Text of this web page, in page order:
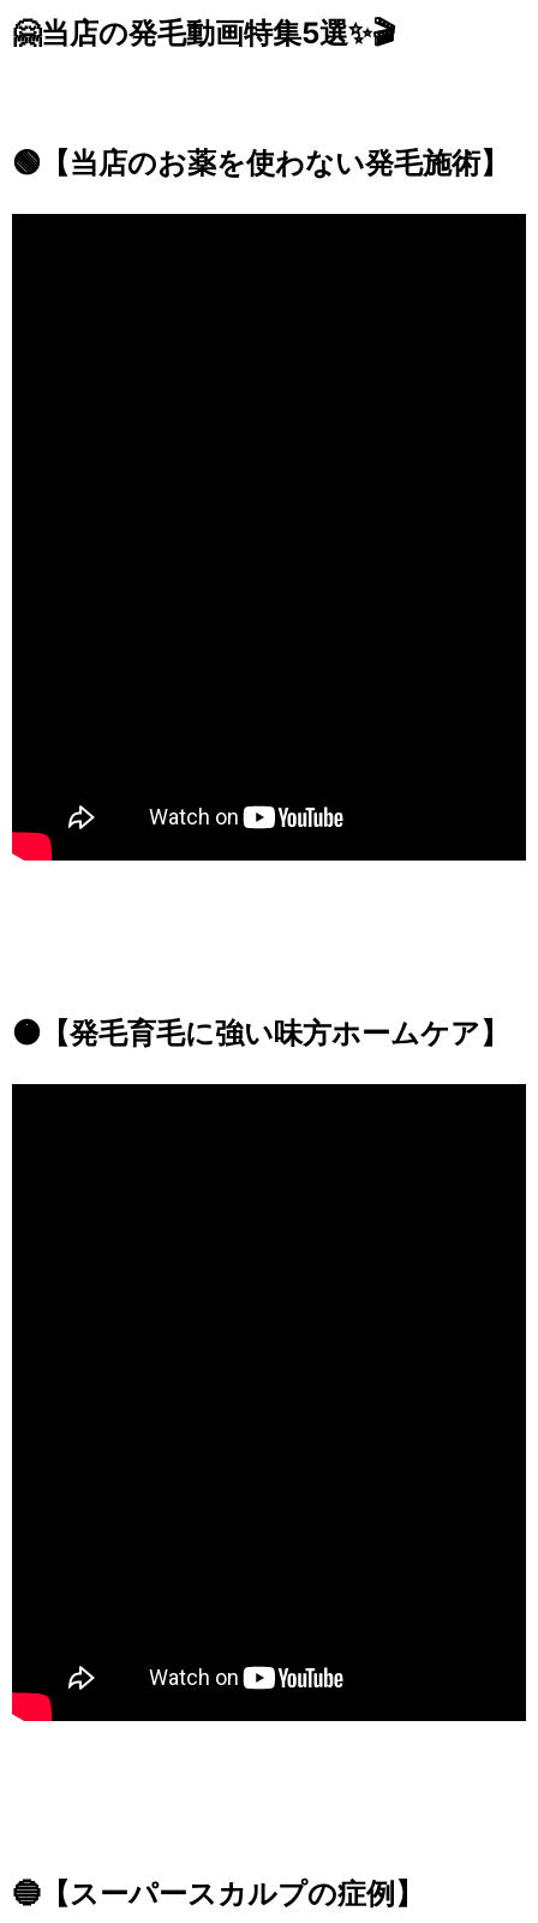
🤗当店の発毛動画特集5選✨🎬
🟢【当店のお薬を使わない発毛施術】
🟠【発毛育毛に強い味方ホームケア】
🔵【スーパースカルプの症例】